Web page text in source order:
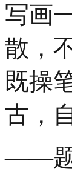
写画
散，
既操
古，
——题